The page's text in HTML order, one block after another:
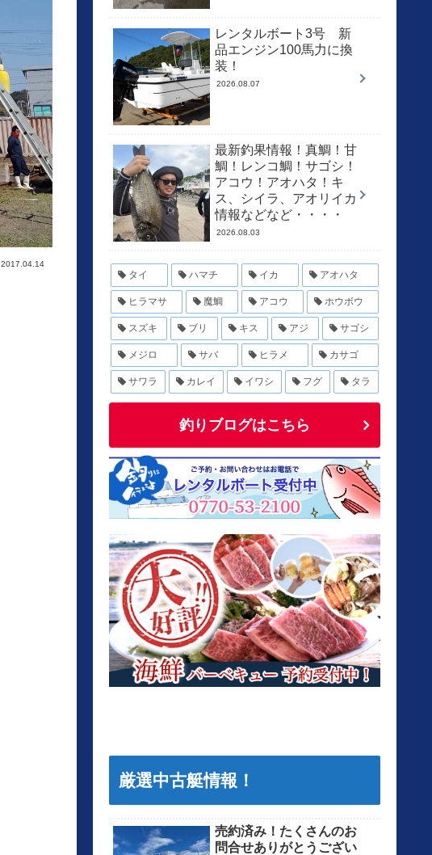
2017.04.14
レンタルボート3号 新
品エンジン100馬力に換
装！
2026.08.07
最新釣果情報！真鯛！甘
鯛！レンコ鯛！サゴシ！
アコウ！アオハタ！キ
ス、シイラ、アオリイカ
情報などなど・・・・
2026.08.03
タイ ハマチ イカ アオハタ
ヒラマサ 魔鯛 アコウ ホウボウ
スズキ ブリ キス アジ サゴシ
メジロ サバ ヒラメ カサゴ
サワラ カレイ イワシ フグ タラ
釣りブログはこちら
厳選中古艇情報！
売約済み！たくさんのお
問合せありがとうござい